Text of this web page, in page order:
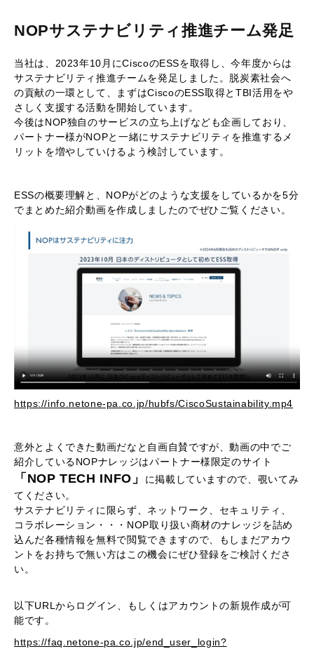
NOPサステナビリティ推進チーム発足
当社は、2023年10月にCiscoのESSを取得し、今年度からは
サステナビリティ推進チームを発足しました。脱炭素社会へ
の貢献の一環として、まずはCiscoのESS取得とTBI活用をや
さしく支援する活動を開始しています。
今後はNOP独自のサービスの立ち上げなども企画しており、
パートナー様がNOPと一緒にサステナビリティを推進するメ
リットを増やしていけるよう検討しています。
ESSの概要理解と、NOPがどのような支援をしているかを5分
でまとめた紹介動画を作成しましたのでぜひご覧ください。
https://info.netone-pa.co.jp/hubfs/CiscoSustainability.mp4
意外とよくできた動画だなと自画自賛ですが、動画の中でご
紹介しているNOPナレッジはパートナー様限定のサイト
「NOP TECH INFO」
に掲載していますので、覗いてみ
てください。
サステナビリティに限らず、ネットワーク、セキュリティ、
コラボレーション・・・NOP取り扱い商材のナレッジを詰め
込んだ各種情報を無料で閲覧できますので、もしまだアカウ
ントをお持ちで無い方はこの機会にぜひ登録をご検討くださ
い。
以下URLからログイン、もしくはアカウントの新規作成が可
能です。
https://faq.netone-pa.co.jp/end_user_login?